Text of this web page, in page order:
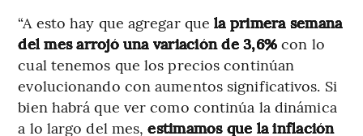
“A esto hay que agregar quela primera semana
del mes arrojó una variación de 3,6% con lo
cual tenemos que los precios continúan
evolucionando con aumentos significativos. Si
bien habrá que ver como continúa la dinámica
a lo largo del mes,estimamos que la inflación